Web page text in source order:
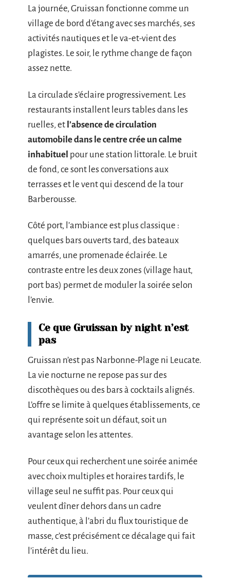
La journée, Gruissan fonctionne comme un
village de bord d’étang avec ses marchés, ses
activités nautiques et le va-et-vient des
plagistes. Le soir, le rythme change de façon
assez nette.
La circulade s’éclaire progressivement. Les
restaurants installent leurs tables dans les
ruelles, et l’absence de circulation
automobile dans le centre crée un calme
inhabituel pour une station littorale. Le bruit
de fond, ce sont les conversations aux
terrasses et le vent qui descend de la tour
Barberousse.
Côté port, l’ambiance est plus classique :
quelques bars ouverts tard, des bateaux
amarrés, une promenade éclairée. Le
contraste entre les deux zones (village haut,
port bas) permet de moduler la soirée selon
l’envie.
Ce que Gruissan by night n’est
pas
Gruissan n’est pas Narbonne-Plage ni Leucate.
La vie nocturne ne repose pas sur des
discothèques ou des bars à cocktails alignés.
L’offre se limite à quelques établissements, ce
qui représente soit un défaut, soit un
avantage selon les attentes.
Pour ceux qui recherchent une soirée animée
avec choix multiples et horaires tardifs, le
village seul ne suffit pas. Pour ceux qui
veulent dîner dehors dans un cadre
authentique, à l’abri du flux touristique de
masse, c’est précisément ce décalage qui fait
l’intérêt du lieu.